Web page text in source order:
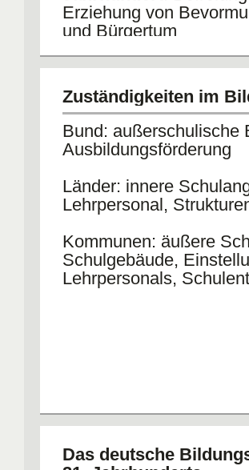
Erziehung von
und Bürgertum
Länderzuständigkeit
Bildungs- und
Ordnungsverwaltung;
kommunalen
Koordination der
Konferenz der
(freiwillige
Zuständigkeiten im
Bund: außerschulische
Ausbildungsförderung
Länder: innere
Lehrpersonal,
Kommunen: äußere
Schulgebäude,
Lehrpersonals,
Das deutsche